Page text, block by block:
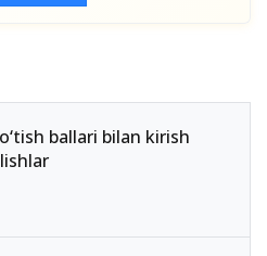
ballari bilan kirish